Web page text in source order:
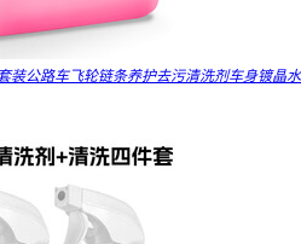
装公路车飞轮链条养护去污清洗剂车身镀晶水